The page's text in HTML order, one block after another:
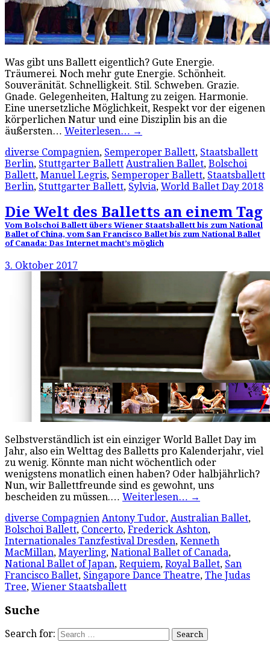
Was gibt uns Ballett eigentlich? Gute Energie.
Träumerei. Noch mehr gute Energie. Schönheit.
Souveränität. Schnelligkeit. Stil. Schweben. Grazie.
Gnade. Gelegenheiten, Haltung zu zeigen. Harmonie.
Eine unersetzliche Möglichkeit, Respekt vor der eigenen
körperlichen Natur und eine Disziplin bis an die
äußersten… Weiterlesen… →
diverse Compagnien, Semperoper Ballett, Staatsballett
Berlin, Stuttgarter Ballett Australien Ballet, Bolschoi
Ballett, Manuel Legris, Semperoper Ballett, Staatsballett
Berlin, Stuttgarter Ballett, Sylvia, World Ballet Day 2018
Die Welt des Balletts an einem Tag
Vom Bolschoi Ballett übers Wiener Staatsballett bis zum National
Ballet of China, vom San Francisco Ballet bis zum National Ballet
of Canada: Das Internet macht’s möglich
3. Oktober 2017
Selbstverständlich ist ein einziger World Ballet Day im
Jahr, also ein Welttag des Balletts pro Kalenderjahr, viel
zu wenig. Könnte man nicht wöchentlich oder
wenigstens monatlich einen haben? Oder halbjährlich?
Nun, wir Ballettfreunde sind es gewohnt, uns
bescheiden zu müssen.… Weiterlesen… →
diverse Compagnien Antony Tudor, Australian Ballet,
Bolschoi Ballett, Concerto, Frederick Ashton,
Internationales Tanzfestival Dresden, Kenneth
MacMillan, Mayerling, National Ballet of Canada,
National Ballet of Japan, Requiem, Royal Ballet, San
Francisco Ballet, Singapore Dance Theatre, The Judas
Tree, Wiener Staatsballett
Suche
Search for: